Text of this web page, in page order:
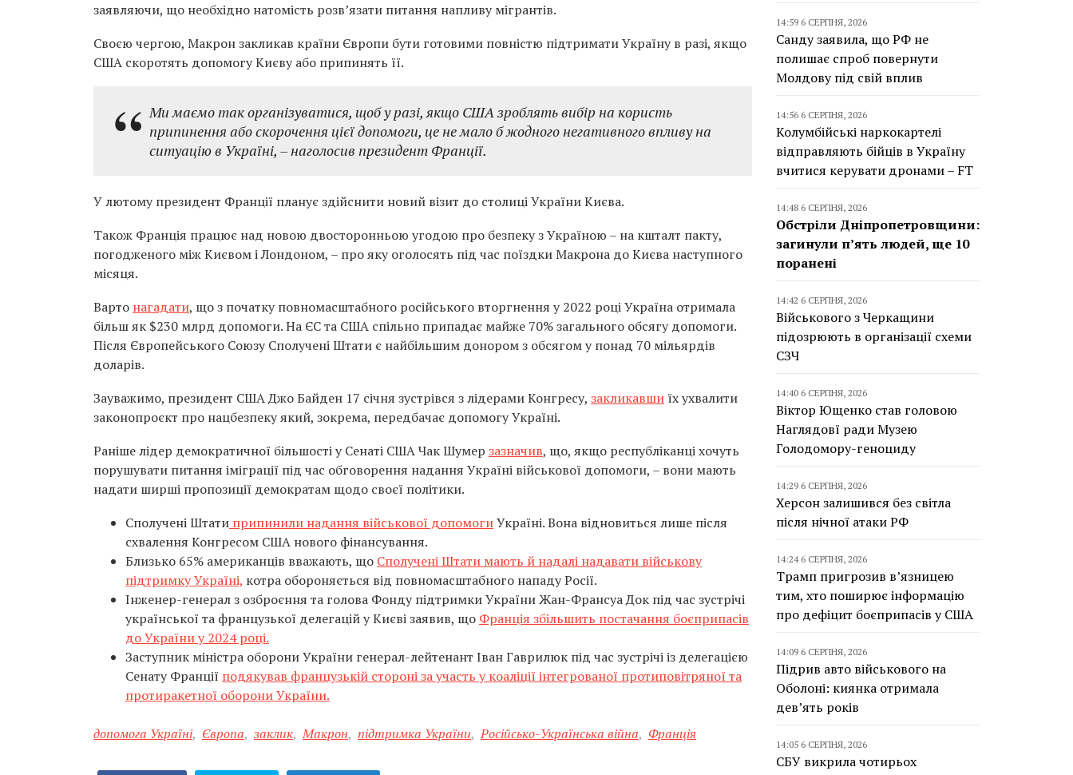
заявляючи, що необхідно натомість розв’язати питання напливу мігрантів.
Своєю чергою, Макрон закликав країни Європи бути готовими повністю підтримати Україну в разі, якщо
США скоротять допомогу Києву або припинять її.
Ми маємо так організуватися, щоб у разі, якщо США зроблять вибір на користь
припинення або скорочення цієї допомоги, це не мало б жодного негативного впливу на
ситуацію в Україні, – наголосив президент Франції.
У лютому президент Франції планує здійснити новий візит до столиці України Києва.
Також Франція працює над новою двосторонньою угодою про безпеку з Україною – на кшталт пакту,
погодженого між Києвом і Лондоном, – про яку оголосять під час поїздки Макрона до Києва наступного
місяця.
Варто нагадати, що з початку повномасштабного російського вторгнення у 2022 році Україна отримала
більш як $230 млрд допомоги. На ЄС та США спільно припадає майже 70% загального обсягу допомоги.
Після Європейського Союзу Сполучені Штати є найбільшим донором з обсягом у понад 70 мільярдів
доларів.
Зауважимо, президент США Джо Байден 17 січня зустрівся з лідерами Конгресу, закликавши їх ухвалити
законопроєкт про нацбезпеку який, зокрема, передбачає допомогу Україні.
Раніше лідер демократичної більшості у Сенаті США Чак Шумер зазначив, що, якщо республіканці хочуть
порушувати питання іміграції під час обговорення надання Україні військової допомоги, – вони мають
надати ширші пропозиції демократам щодо своєї політики.
Сполучені Штати припинили надання військової допомогиУкраїні. Вона відновиться лише після
схвалення Конгресом США нового фінансування.
Близько 65% американців вважають, що Сполучені Штати мають й надалі надавати військову
підтримку Україні, котра обороняється від повномасштабного нападу Росії.
Інженер-генерал з озброєння та голова Фонду підтримки України Жан-Франсуа Док під час зустрічі
української та французької делегацій у Києві заявив, що Франція збільшить постачання боєприпасів
до України у 2024 році.
Заступник міністра оборони України генерал-лейтенант Іван Гаврилюк під час зустрічі із делегацією
Сенату Франції подякував французькій стороні за участь у коаліції інтегрованої протиповітряної та
протиракетної оборони України.
допомога Україні, Європа, заклик, Макрон, підтримка України, Російсько-Українська війна, Франція
14:59 6 СЕРПНЯ, 2026
Санду заявила, що РФ не
полишає спроб повернути
Молдову під свій вплив
14:56 6 СЕРПНЯ, 2026
Колумбійські наркокартелі
відправляють бійців в Україну
вчитися керувати дронами – FT
14:48 6 СЕРПНЯ, 2026
Обстріли Дніпропетровщини:
загинули п’ять людей, ще 10
поранені
14:42 6 СЕРПНЯ, 2026
Військового з Черкащини
підозрюють в організації схеми
СЗЧ
14:40 6 СЕРПНЯ, 2026
Віктор Ющенко став головою
Наглядовї ради Музею
Голодомору-геноциду
14:29 6 СЕРПНЯ, 2026
Херсон залишився без світла
після нічної атаки РФ
14:24 6 СЕРПНЯ, 2026
Трамп пригрозив в’язницею
тим, хто поширює інформацію
про дефіцит боєприпасів у США
14:09 6 СЕРПНЯ, 2026
Підрив авто військового на
Оболоні: киянка отримала
дев’ять років
14:05 6 СЕРПНЯ, 2026
СБУ викрила чотирьох